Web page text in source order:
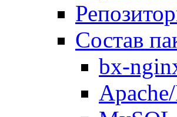
Состав
bx-